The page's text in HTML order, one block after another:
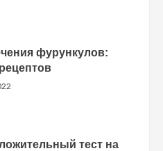
фурункулов:
тест на